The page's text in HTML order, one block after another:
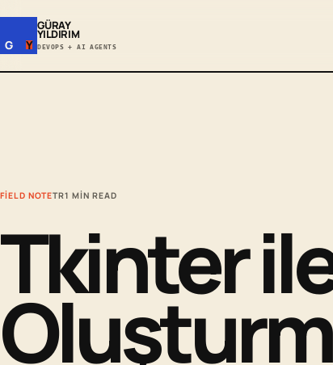
G Y
GÜRAY
YILDIRIM
DEVOPS + AI AGENTS
FIELD NOTETR1 MIN READ
Tkinter